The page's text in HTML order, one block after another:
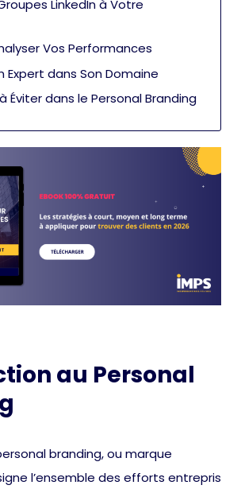
LinkedIn à Votre
Vos Performances
Expert dans Son Domaine
Éviter dans le Personal Branding
au Personal
branding, ou marque
l’ensemble des efforts entrepris